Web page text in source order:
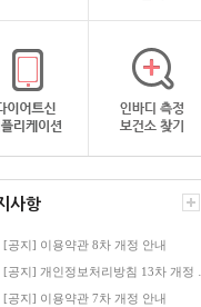
사항
[공지] 이용약관 8차 개정 안내
[공지] 이용약관 7차 개정 안내